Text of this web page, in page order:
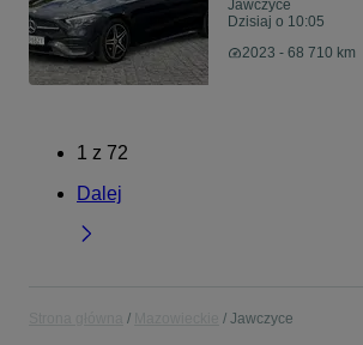
Jawczyce
Dzisiaj o 10:05
2023 - 68 710 km
1 z 72
Dalej
Jawczyce